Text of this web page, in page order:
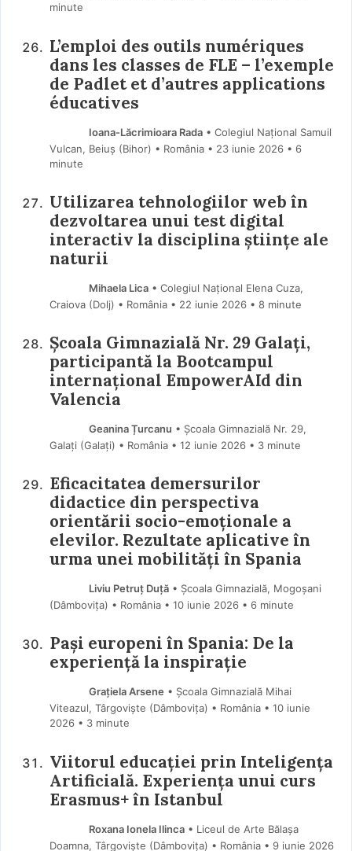
minute
L’emploi des outils numériques
dans les classes de FLE – l’exemple
de Padlet et d’autres applications
éducatives
Ioana-Lăcrimioara Rada• Colegiul Național Samuil
Vulcan, Beiuș (Bihor) • România
23 iunie 2026 • 6
minute
Utilizarea tehnologiilor web în
dezvoltarea unui test digital
interactiv la disciplina științe ale
naturii
Mihaela Lica• Colegiul Național Elena Cuza,
Craiova (Dolj) • România
22 iunie 2026 • 8 minute
Școala Gimnazială Nr. 29 Galați,
participantă la Bootcampul
internațional EmpowerAId din
Valencia
Geanina Țurcanu • Școala Gimnazială Nr. 29,
Galați (Galaţi) • România
12 iunie 2026 • 3 minute
Eficacitatea demersurilor
didactice din perspectiva
orientării socio-emoționale a
elevilor. Rezultate aplicative în
urma unei mobilități în Spania
Liviu Petruț Duță• Școala Gimnazială, Mogoșani
(Dâmboviţa) • România
10 iunie 2026 • 6 minute
Pași europeni în Spania: De la
experiență la inspirație
Grațiela Arsene • Școala Gimnazială Mihai
Viteazul, Târgoviște (Dâmboviţa) • România
10 iunie
2026 • 3 minute
Viitorul educației prin Inteligența
Artificială. Experiența unui curs
Erasmus+ în Istanbul
Roxana Ionela Ilinca• Liceul de Arte Bălașa
Doamna, Târgoviște (Dâmboviţa) • România
9 iunie 2026